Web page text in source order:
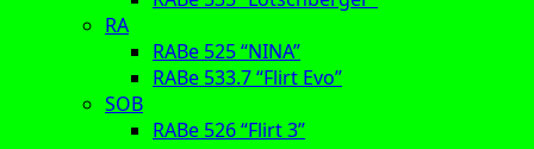
RA
RABe 525 “NINA”
RABe 533.7 “Flirt Evo”
SOB
RABe 526 “Flirt 3”